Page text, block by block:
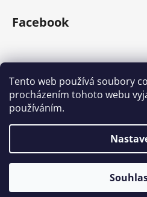
Tento web používá soubory
procházením tohoto webu
používáním.
Facebook
E-shop s ručním nářadím
Kove
Vytvořil
Tona Expert